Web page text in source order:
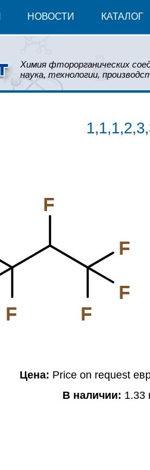
НОВОСТИ КАТАЛОГ
Химия фторорганических
наука, технологии,
F
F
F
F
F
Цена: Price on request
В наличии: 1.33